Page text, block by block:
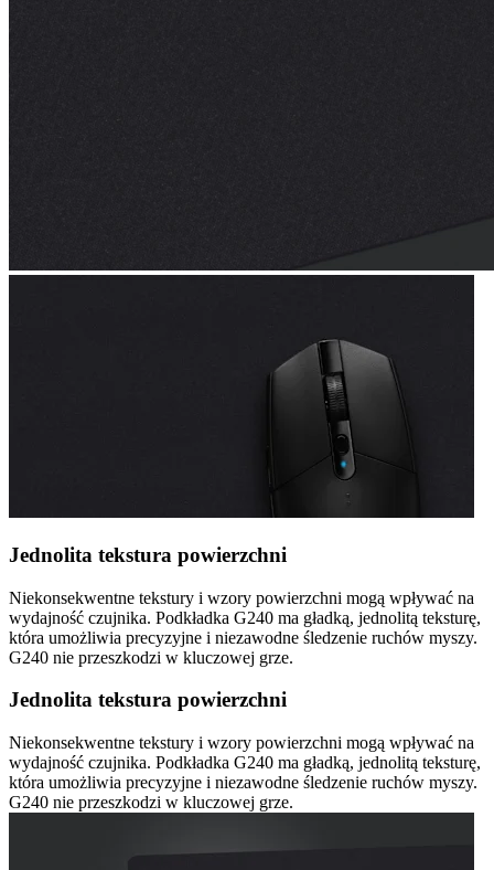
Jednolita tekstura powierzchni
Niekonsekwentne tekstury i wzory powierzchni mogą wpływać na
wydajność czujnika. Podkładka G240 ma gładką, jednolitą teksturę,
która umożliwia precyzyjne i niezawodne śledzenie ruchów myszy.
G240 nie przeszkodzi w kluczowej grze.
Jednolita tekstura powierzchni
Niekonsekwentne tekstury i wzory powierzchni mogą wpływać na
wydajność czujnika. Podkładka G240 ma gładką, jednolitą teksturę,
która umożliwia precyzyjne i niezawodne śledzenie ruchów myszy.
G240 nie przeszkodzi w kluczowej grze.